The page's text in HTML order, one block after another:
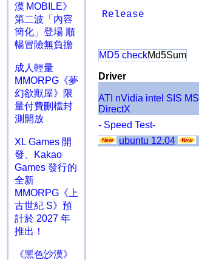
漠 MOBILE》
第二波「內容
簡化」登場 順
暢冒險無負擔
成人輕量
MMORPG《夢
幻欲獸屋》限
量付費刪檔封
測開放
XL Games 開
發、Kakao
Games 發行的
全新
MMORPG《上
古世紀 S》預
計於 2027 年
推出！
《黑色沙漠》
Release
MD5 checkMd5Sum
Driver
ATI nVidia intel SIS MSI
DirectX
- Speed Test-
ubuntu 12.04